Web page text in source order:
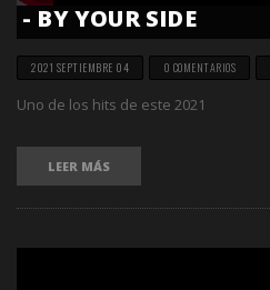
- BY YOUR SIDE
2021 SEPTIEMBRE 04 0 COMENTARIOS
Uno de los hits de este 2021
LEER MÁS